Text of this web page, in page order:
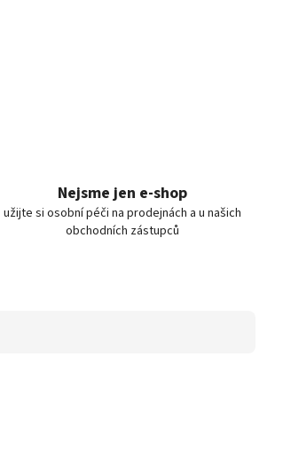
Nejsme jen e-shop
užijte si osobní péči na prodejnách a u našich
obchodních zástupců